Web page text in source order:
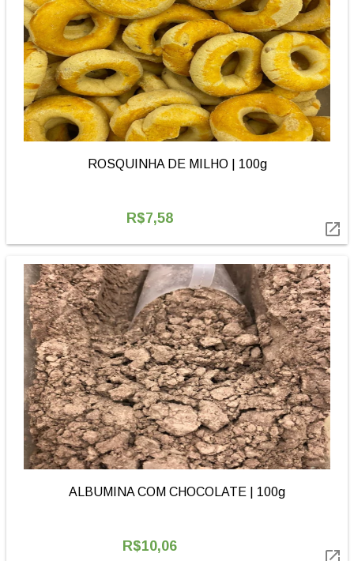
ROSQUINHA DE MILHO | 100g
R$7,58

ALBUMINA COM CHOCOLATE | 100g
R$10,06
